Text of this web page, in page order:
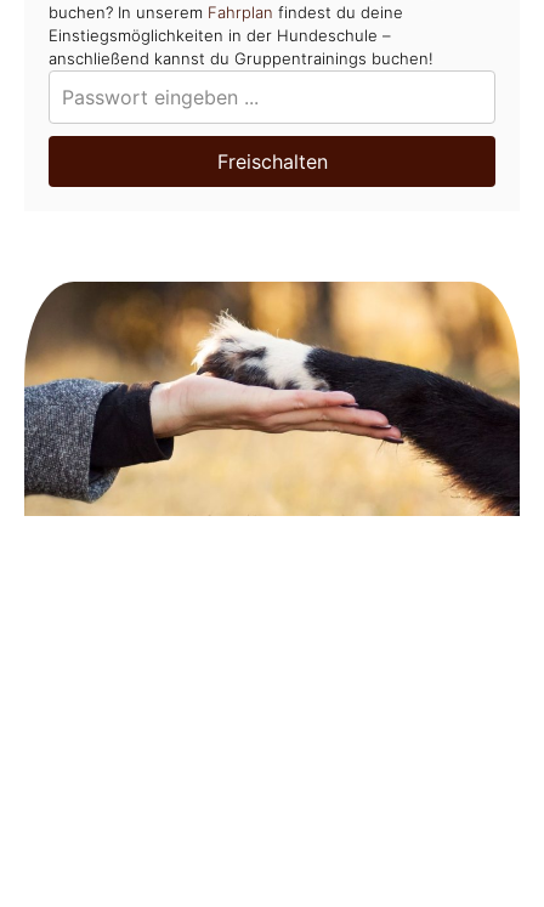
buchen? In unserem Fahrplan findest du deine
Einstiegsmöglichkeiten in der Hundeschule –
anschließend kannst du Gruppentrainings buchen!
Freischalten